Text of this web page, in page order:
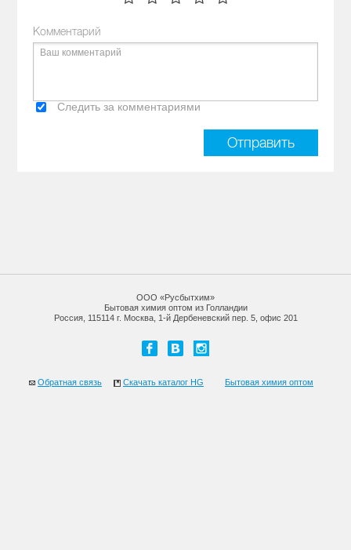
Комментарий
Следить за комментариями
ООО «Русбытхим»
Бытовая химия оптом из Голландии
Россия, 115114 г. Москва, 1-й Дербеневский пер. 5, офис 201
Обратная связь Скачать каталог HG Бытовая химия оптом